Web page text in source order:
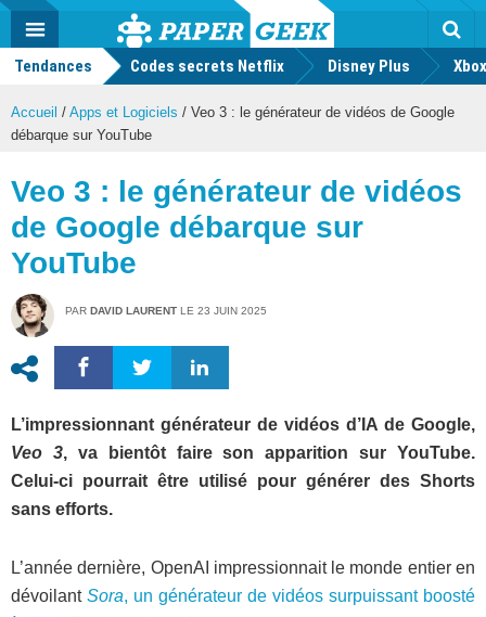
Actu
geek
MENU
Tendances Codes secrets Netflix Disney Plus
Accueil / Apps et Logiciels / Veo 3 : le générateur de vidéos de Google
débarque sur YouTube
Veo 3 : le générateur de vidéos
de Google débarque sur
YouTube
PAR DAVID LAURENT LE 23 JUIN 2025
L’impressionnant générateur de vidéos d’IA de Google,
Veo 3, va bientôt faire son apparition sur YouTube.
Celui-ci pourrait être utilisé pour générer des Shorts
sans efforts.
L’année dernière, OpenAI impressionnait le monde entier en
dévoilant Sora, un générateur de vidéos surpuissant boosté
Mode
FacebookTwitter Youtube